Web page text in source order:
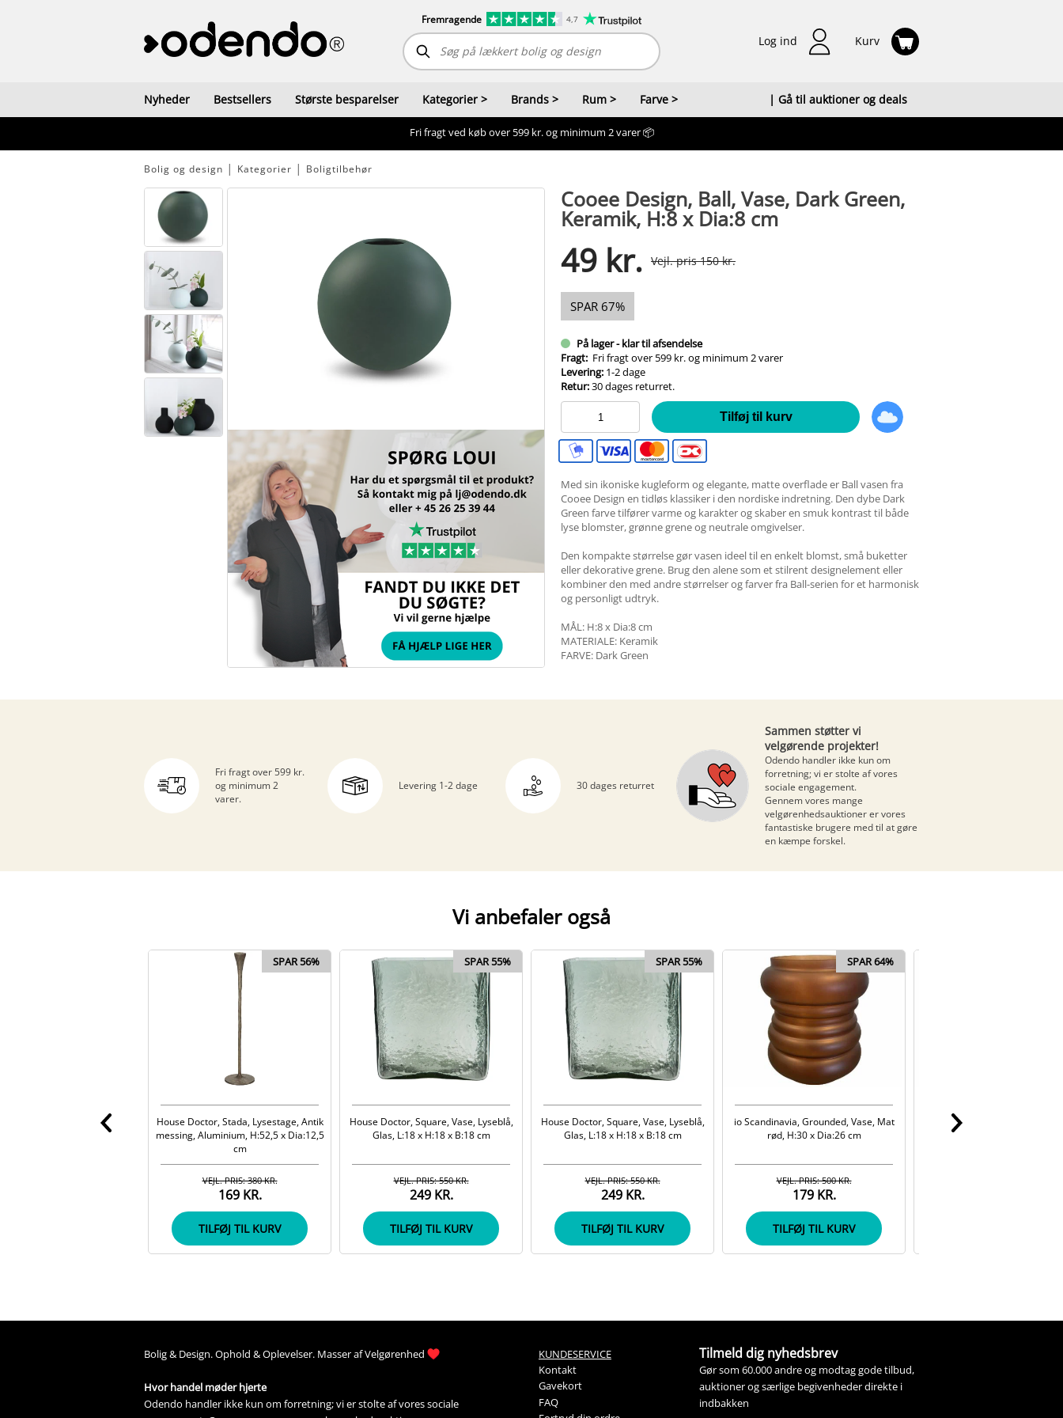
Fremragende 4,7
Log ind Kurv
Nyheder Bestsellers Største besparelser Kategorier > Brands > Rum > Farve > | Gå til auktioner og deals
Fri fragt ved køb over 599 kr. og minimum 2 varer 📦
Bolig og design Kategorier Boligtilbehør
Cooee Design, Ball, Vase, Dark Green,
Keramik, H:8 x Dia:8 cm
49 kr. Vejl. pris 150 kr.
SPAR 67%
På lager - klar til afsendelse
Fragt: Fri fragt over 599 kr. og minimum 2 varer
Levering: 1-2 dage
Retur:30 dages returret.
Tilføj til kurv
Med sin ikoniske kugleform og elegante, matte overflade er Ball vasen fra
Cooee Design en tidløs klassiker i den nordiske indretning. Den dybe Dark
Green farve tilfører varme og karakter og skaber en smuk kontrast til både
lyse blomster, grønne grene og neutrale omgivelser.
Den kompakte størrelse gør vasen ideel til en enkelt blomst, små buketter
eller dekorative grene. Brug den alene som et stilrent designelement eller
kombiner den med andre størrelser og farver fra Ball-serien for et harmonisk
og personligt udtryk.
MÅL: H:8 x Dia:8 cm
MATERIALE: Keramik
FARVE: Dark Green
Fri fragt over 599 kr.
og minimum 2
varer.
Levering 1-2 dage 30 dages returret
Sammen støtter vi
velgørende projekter!
Odendo handler ikke kun om
forretning; vi er stolte af vores
sociale engagement.
Gennem vores mange
velgørenhedsauktionerer vores
fantastiske brugere med til at gøre
en kæmpe forskel.
Vi anbefaler også
SPAR 56%
House Doctor, Stada, Lysestage, Antik
messing, Aluminium, H:52,5 x Dia:12,5
cm
169 KR.
VEJL. PRIS: 380 KR.
TILFØJ TIL KURV
SPAR 55%
House Doctor, Square, Vase, Lyseblå,
Glas, L:18 x H:18 x B:18 cm
249 KR.
VEJL. PRIS: 550 KR.
TILFØJ TIL KURV
SPAR 55%
House Doctor, Square, Vase, Lyseblå,
Glas, L:18 x H:18 x B:18 cm
249 KR.
VEJL. PRIS: 550 KR.
TILFØJ TIL KURV
SPAR 64%
io Scandinavia, Grounded, Vase, Mat
rød, H:30 x Dia:26 cm
179 KR.
VEJL. PRIS: 500 KR.
TILFØJ TIL KURV
io Scandinavia, Lysestage m.
Mørkegrå, Messing, Glas,
Bolig & Design. Ophold &Oplevelser. Masser af Velgørenhed
Hvor handel møder hjerte
Odendo handler ikke kun om forretning; vi er stolte af vores sociale
KUNDESERVICE
Kontakt
Gavekort
FAQ
Tilmeld dig nyhedsbrev
Gør som 60.000 andre og modtag gode tilbud,
auktioner og særlige begivenheder direkte i
indbakken